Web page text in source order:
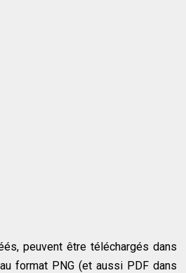
peuvent être téléchargés dans
format PNG (et aussi PDF dans